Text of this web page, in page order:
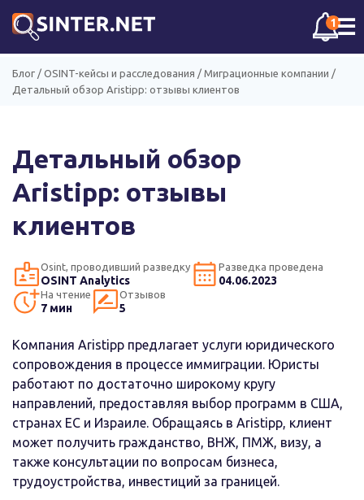
1☰
Блог / OSINT-кейсы и расследования / Миграционные компании /
Детальный обзор Aristipp: отзывы клиентов
Детальный обзор
Aristipp: отзывы
клиентов
Osint, проводивший разведку
OSINT Analytics
Разведка проведена
04.06.2023
На чтение
7 мин
Отзывов
5
Компания Aristipp предлагает услуги юридического
сопровождения в процессе иммиграции. Юристы
работают по достаточно широкому кругу
направлений, предоставляя выбор программ в США,
странах ЕС и Израиле. Обращаясь в Aristipp, клиент
может получить гражданство, ВНЖ, ПМЖ, визу, а
также консультации по вопросам бизнеса,
трудоустройства, инвестиций за границей.